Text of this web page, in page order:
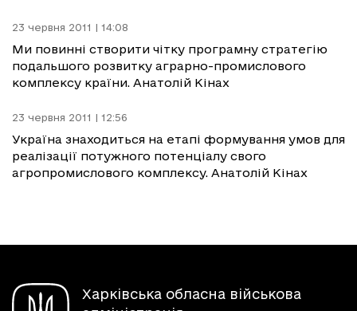
23 червня 2011 | 14:08
Ми повинні створити чітку програмну стратегію
подальшого розвитку аграрно-промислового
комплексу країни. Анатолій Кінах
23 червня 2011 | 12:56
Україна знаходиться на етапі формування умов для
реалізації потужного потенціалу свого
агропромислового комплексу. Анатолій Кінах
Харківська обласна військова